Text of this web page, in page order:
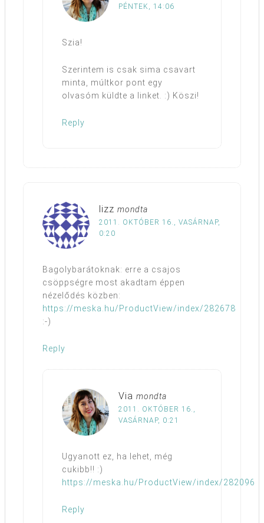
PÉNTEK, 14:06
Szia!
Szerintem is csak sima csavart
minta, múltkor pont egy
olvasóm küldte a linket. :) Köszi!
Reply
lizz mondta
2011. OKTÓBER 16., VASÁRNAP,
0:20
Bagolybarátoknak: erre a csajos
csöppségre most akadtam éppen
nézelődés közben:
https://meska.hu/ProductView/index/282678
:-)
Reply
Via mondta
2011. OKTÓBER 16.,
VASÁRNAP, 0:21
Ugyanott ez, ha lehet, még
cukibb!! :)
https://meska.hu/ProductView/index/282096
Reply